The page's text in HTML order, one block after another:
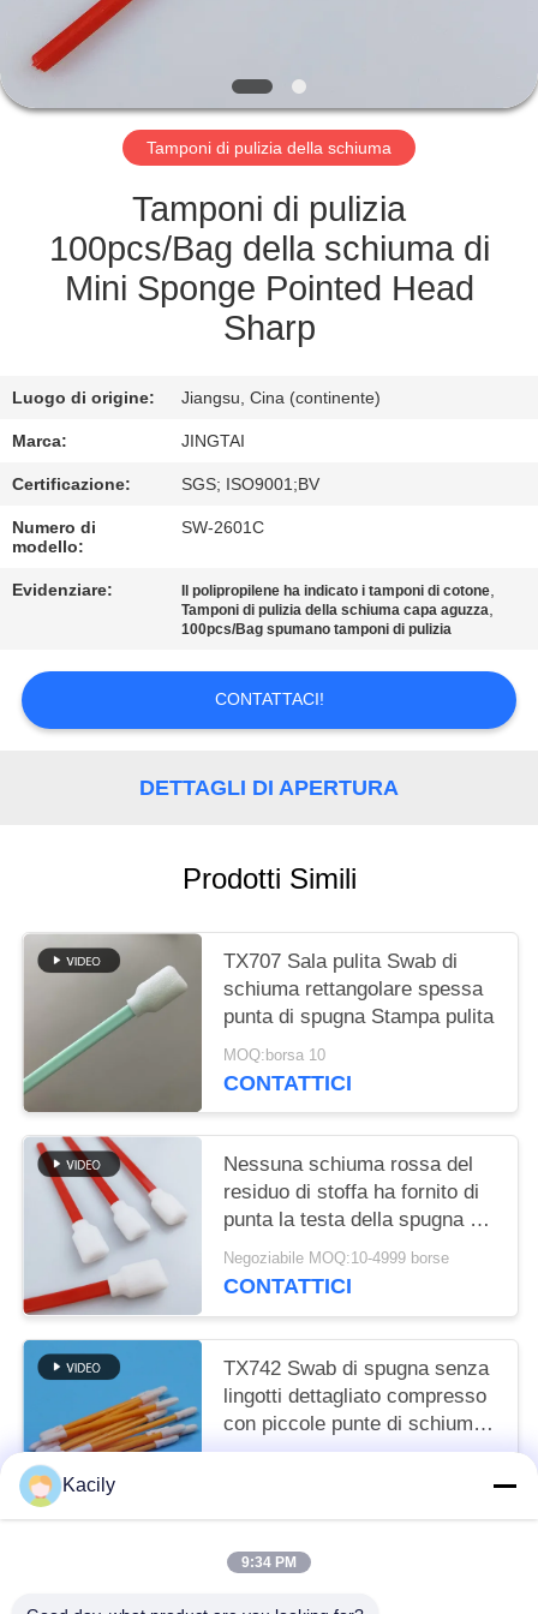
FABBRICA
CONTROLLO
DELLA
QUALITÀ
CONTATTACI
CASI
MAPPA
PRIVACY
Tamponi di pulizia della schiuma
Tamponi di pulizia
100pcs/Bag della schiuma di
Mini Sponge Pointed Head
Sharp
Luogo di origine: Jiangsu, Cina (continente)
Marca: JINGTAI
Certificazione: SGS; ISO9001;BV
Numero di
modello:
SW-2601C
Evidenziare: Il polipropilene ha indicato i tamponi di cotone,
Tamponi di pulizia della schiuma capa aguzza,
100pcs/Bag spumano tamponi di pulizia
CONTATTACI!
DETTAGLI DI APERTURA
Prodotti Simili
TX707 Sala pulita Swab di
schiuma rettangolare spessa
punta di spugna Stampa pulita
MOQ:borsa 10
CONTATTICI
Nessuna schiuma rossa del
residuo di stoffa ha fornito di
punta la testa della spugna del
quadrato di rettangolo dei
tamponi
Negoziabile MOQ:10-4999 borse
CONTATTICI
TX742 Swab di spugna senza
lingotti dettagliato compresso
con piccole punte di schiuma
in camera pulita per la pulizia
Kacily
9:34 PM